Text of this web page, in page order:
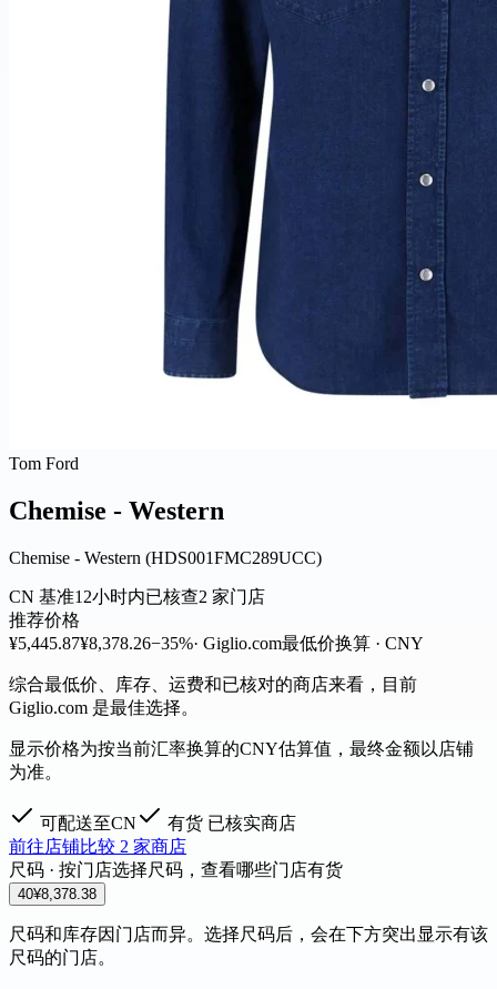
Tom Ford
Chemise - Western
Chemise - Western (HDS001FMC289UCC)
CN 基准12小时内已核查2 家门店
推荐价格
¥5,445.87¥8,378.26−35%· Giglio.com最低价换算 · CNY
综合最低价、库存、运费和已核对的商店来看，目前
Giglio.com 是最佳选择。
显示价格为按当前汇率换算的CNY估算值，最终金额以店铺
为准。
可配送至CN 有货 已核实商店
前往店铺比较 2 家商店
尺码 · 按门店选择尺码，查看哪些门店有货
40¥8,378.38
尺码和库存因门店而异。选择尺码后，会在下方突出显示有该
尺码的门店。